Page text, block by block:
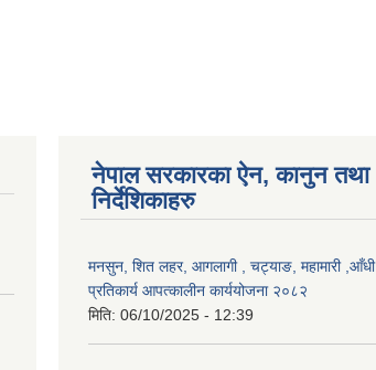
नेपाल सरकारका ऐन, कानुन तथा
निर्देशिकाहरु
मनसुन, शित लहर, आगलागी , चट्याङ, महामारी ,आँधी
प्रतिकार्य आपत्कालीन कार्ययोजना २०८२
मिति: 06/10/2025 - 12:39